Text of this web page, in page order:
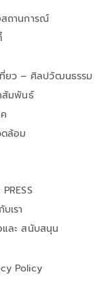
ถานการณ์
ยว – ศิลปวัฒนธรรม
สัมพันธ์
ล้อม
เรา
ละ สนับสนุน
Policy